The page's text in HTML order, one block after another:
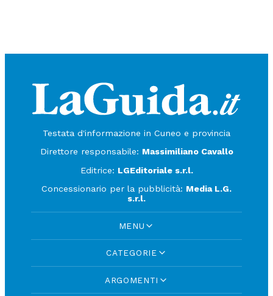
Testata d'informazione in Cuneo e provincia
Direttore responsabile: Massimiliano Cavallo
Editrice: LGEditoriale s.r.l.
Concessionario per la pubblicità: Media L.G.
s.r.l.
MENU
CATEGORIE
ARGOMENTI